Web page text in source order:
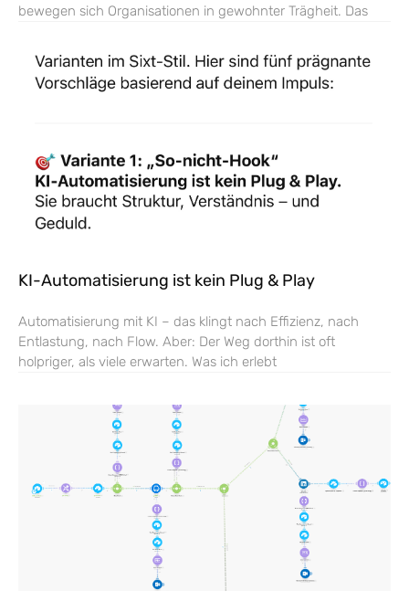
bewegen sich Organisationen in gewohnter Trägheit. Das
KI-Automatisierung ist kein Plug & Play
Automatisierung mit KI – das klingt nach Effizienz, nach
Entlastung, nach Flow. Aber: Der Weg dorthin ist oft
holpriger, als viele erwarten. Was ich erlebt